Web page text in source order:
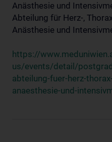
Anästhesie und
Abteilung für Herz-,
Anästhesie und
https://
us/events/detail/
abteilung-fuer-herz-
anaesthesie-und-